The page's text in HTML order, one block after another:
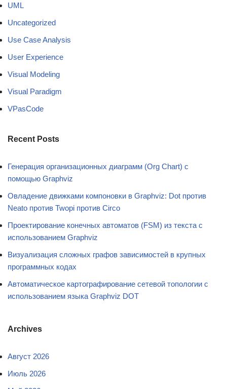
UML
Uncategorized
Use Case Analysis
User Experience
Visual Modeling
Visual Paradigm
VPasCode
Recent Posts
Генерация организационных диаграмм (Org Chart) с
помощью Graphviz
Овладение движками компоновки в Graphviz: Dot против
Neato против Twopi против Circo
Проектирование конечных автоматов (FSM) из текста с
использованием Graphviz
Визуализация сложных графов зависимостей в крупных
программных кодах
Автоматическое картографирование сетевой топологии с
использованием языка Graphviz DOT
Archives
Август 2026
Июль 2026